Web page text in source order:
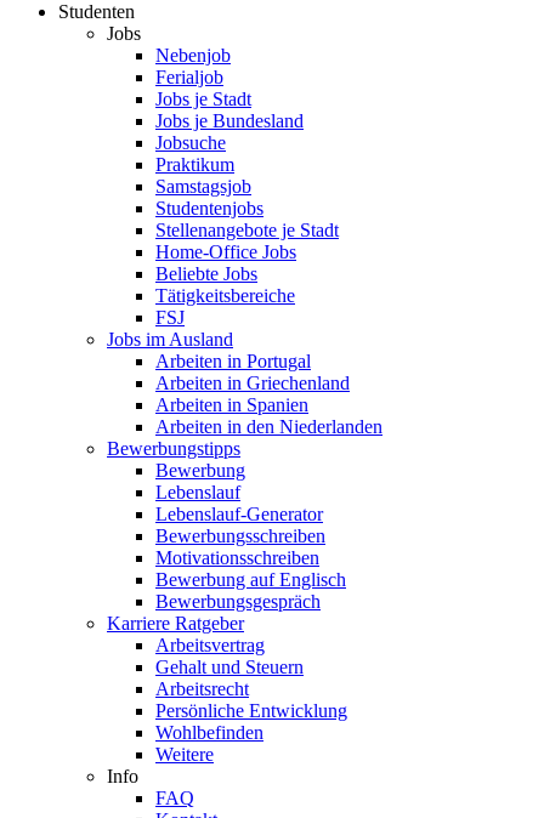
Studenten
Jobs
Nebenjob
Ferialjob
Jobs je Stadt
Jobs je Bundesland
Jobsuche
Praktikum
Samstagsjob
Studentenjobs
Stellenangebote je Stadt
Home-Office Jobs
Beliebte Jobs
Tätigkeitsbereiche
FSJ
Jobs im Ausland
Arbeiten in Portugal
Arbeiten in Griechenland
Arbeiten in Spanien
Arbeiten in den Niederlanden
Bewerbungstipps
Bewerbung
Lebenslauf
Lebenslauf-Generator
Bewerbungsschreiben
Motivationsschreiben
Bewerbung auf Englisch
Bewerbungsgespräch
Karriere Ratgeber
Arbeitsvertrag
Gehalt und Steuern
Arbeitsrecht
Persönliche Entwicklung
Wohlbefinden
Weitere
Info
FAQ